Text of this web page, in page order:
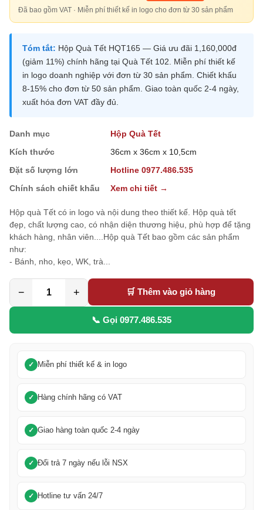
Đã bao gồm VAT · Miễn phí thiết kế in logo cho đơn từ 30 sản phẩm
Tóm tắt: Hộp Quà Tết HQT165 — Giá ưu đãi 1,160,000đ
(giảm 11%) chính hãng tại Quà Tết 102. Miễn phí thiết kế
in logo doanh nghiệp với đơn từ 30 sản phẩm. Chiết khấu
8-15% cho đơn từ 50 sản phẩm. Giao toàn quốc 2-4 ngày,
xuất hóa đơn VAT đầy đủ.
Danh mục
Hộp Quà Tết
Kích thước
36cm x 36cm x 10,5cm
Đặt số lượng lớn
Hotline 0977.486.535
Chính sách chiết khấu
Xem chi tiết →
Hộp quà Tết có in logo và nội dung theo thiết kế. Hộp quà tết
đẹp, chất lượng cao, có nhận diện thương hiệu, phù hợp để tặng
khách hàng, nhân viên....Hộp quà Tết bao gồm các sản phẩm
như:
- Bánh, nho, kẹo, WK, trà...
− + 🛒 Thêm vào giỏ hàng
📞 Gọi 0977.486.535
Miễn phí thiết kế & in logo
Hàng chính hãng có VAT
Giao hàng toàn quốc 2-4 ngày
Đổi trả 7 ngày nếu lỗi NSX
Hotline tư vấn 24/7